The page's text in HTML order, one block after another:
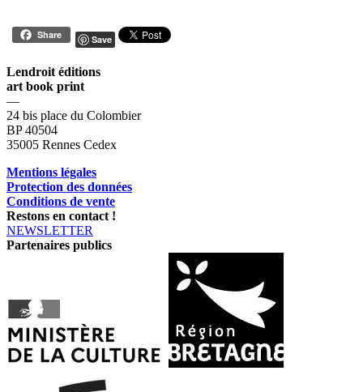
Share Save
Lendroit éditions
art book print
—
24 bis place du Colombier
BP 40504
35005 Rennes Cedex
Mentions légales
Protection des données
Conditions de vente
Restons en contact !
NEWSLETTER
Partenaires publics